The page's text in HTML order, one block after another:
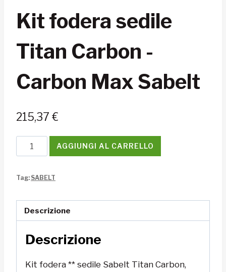
Kit fodera sedile
Titan Carbon -
Carbon Max Sabelt
215,37 €
fodera
Titan
Carbon
Max
quantità
AGGIUNGI AL CARRELLO
Tag: SABELT
Descrizione
Descrizione
Kit fodera ** sedile Sabelt Titan Carbon,